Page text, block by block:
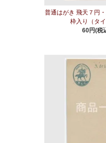
普通はがき 飛天７円
枠入り（タイ
60円(税